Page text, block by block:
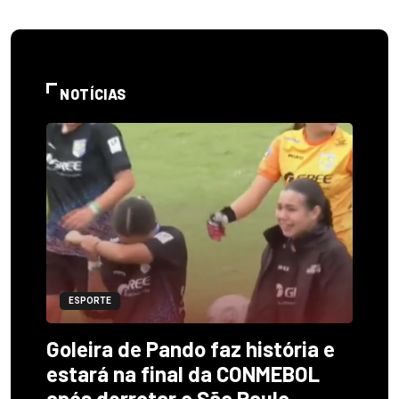
NOTÍCIAS
ESPORTE
Goleira de Pando faz história e
estará na final da CONMEBOL